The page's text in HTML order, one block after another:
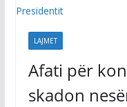
LAJMET
Afati për
skadon